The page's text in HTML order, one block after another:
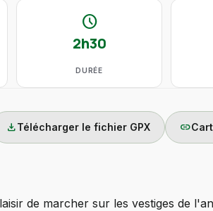
schedule
2h30
DURÉE
downloadTélécharger le fichier GPX link
de marcher sur les vestiges de